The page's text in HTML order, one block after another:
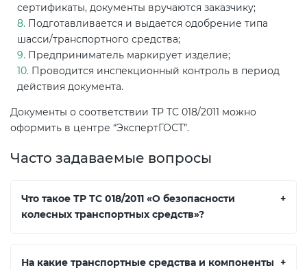
сертификаты, документы вручаются заказчику;
Подготавливается и выдается одобрение типа
шасси/транспортного средства;
Предприниматель маркирует изделие;
Проводится инспекционный контроль в период
действия документа.
Документы о соответствии ТР ТС 018/2011 можно
оформить в центре “ЭкспертГОСТ”.
Часто задаваемые вопросы
Что такое ТР ТС 018/2011 «О безопасности
колесных транспортных средств»?
+
На какие транспортные средства и компоненты +